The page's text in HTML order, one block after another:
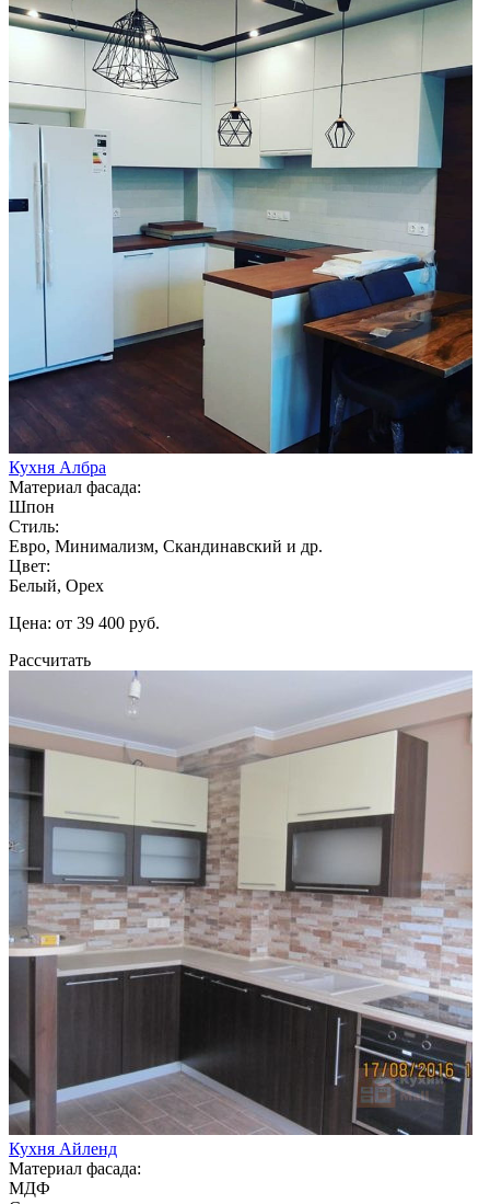
Кухня Албра
Материал фасада:
Шпон
Стиль:
Евро, Минимализм, Скандинавский и др.
Цвет:
Белый, Орех
Цена: от 39 400 руб.
Рассчитать
Кухня Айленд
Материал фасада:
МДФ